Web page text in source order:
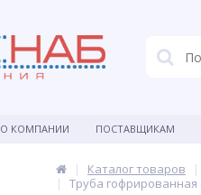
О КОМПАНИИ ПОСТАВЩИКАМ
Каталог товаров
Труба гофрированная